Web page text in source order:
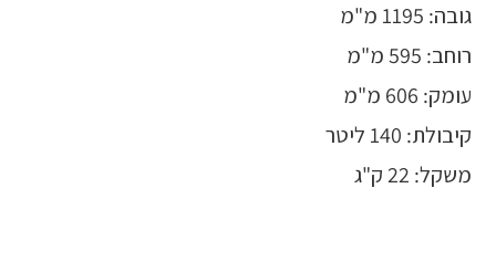
גובה: 1195 מ"מ
רוחב: 595 מ"מ
עומק: 606 מ"מ
קיבולת: 140 ליטר
משקל: 22 ק"ג